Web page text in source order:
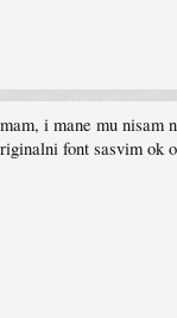
i mane mu
font sasvim ok